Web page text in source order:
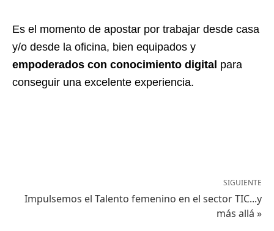
Es el momento de apostar por trabajar desde casa
y/o desde la oficina, bien equipados y
empoderados con conocimiento digital para
conseguir una excelente experiencia.
SIGUIENTE
Impulsemos el Talento femenino en el sector TIC...y
más allá »